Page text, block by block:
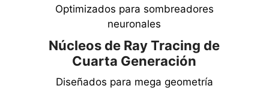
Optimizados para sombreadores
neuronales
Núcleos de Ray Tracing de
Cuarta Generación
Diseñados para mega geometría